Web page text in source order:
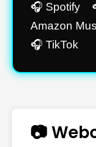
🎧 Spotify
Amazon
🎧 TikTok
📷